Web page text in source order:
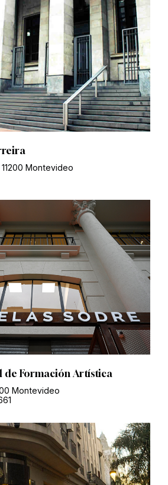
Montevideo
de Formación Artística
Montevideo